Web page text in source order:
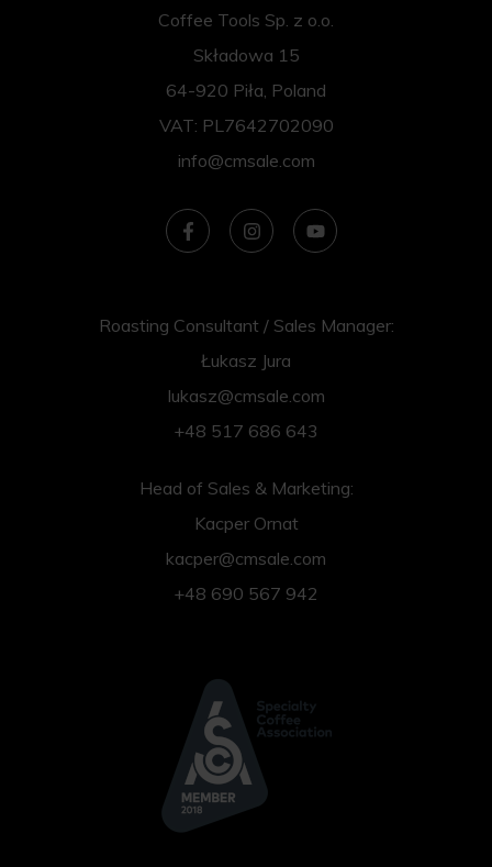
Coffee Tools Sp. z o.o.
Składowa 15
64-920 Piła, Poland
VAT: PL7642702090
info@cmsale.com
Roasting Consultant / Sales Manager:
Łukasz Jura
lukasz@cmsale.com
+48 517 686 643
Head of Sales & Marketing:
Kacper Ornat
kacper@cmsale.com
+48 690 567 942